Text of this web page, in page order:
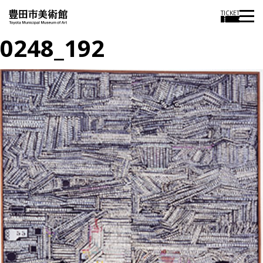
TICKET
0248_192